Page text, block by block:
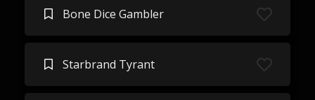
Bone Dice Gambler
Starbrand Tyrant